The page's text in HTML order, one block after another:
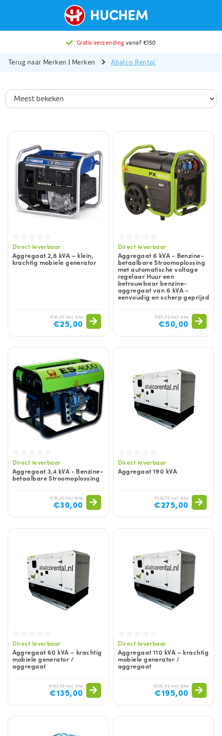
Gratis verzending vanaf €150
Terug naar Merken | Merken Abalco Rental
Direct leverbaar
Aggregaat 2,8 kVA – klein,
krachtig mobiele generator
€30,25 Incl. btw
€25,00
Direct leverbaar
Aggregaat 6 kVA - Benzine-
betaalbare Stroomoplossing
met automatische voltage
regelaar Huur een
betrouwbaar benzine-
aggregaat van 6 kVA –
eenvoudig en scherp geprijsd
€60,50 Incl. btw
€50,00
Direct leverbaar
Aggregaat 3,4 kVA - Benzine-
betaalbare Stroomoplossing
€36,30 Incl. btw
€30,00
Direct leverbaar
Aggregaat 190 kVA
€332,75 Incl. btw
€275,00
Direct leverbaar
Aggregaat 60 kVA – krachtig
mobiele generator /
aggregaat
€163,35 Incl. btw
€135,00
Direct leverbaar
Aggregaat 110 kVA – krachtig
mobiele generator /
aggregaat
€235,95 Incl. btw
€195,00